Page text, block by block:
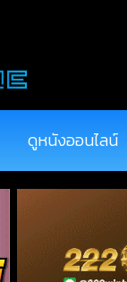
ดูหนังออนไลน์